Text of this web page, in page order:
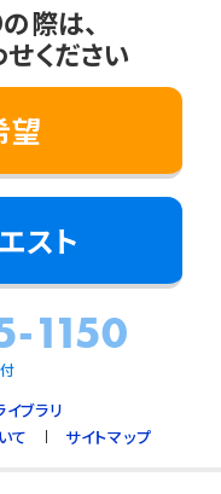
際は、
ください
望
スト
1150
ブラリ
て サイトマップ